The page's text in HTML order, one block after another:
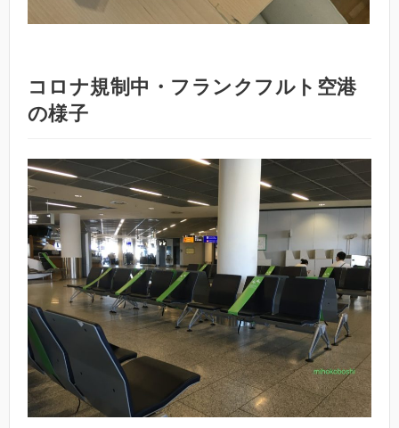
コロナ規制中・フランクフルト空港
の様子